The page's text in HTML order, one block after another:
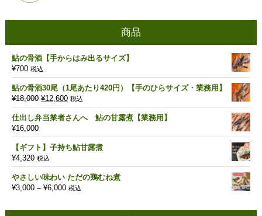
商品
鮎の骨酒【手からはみ出るサイズ】
¥700 税込
鮎の骨酒30尾（1尾あたり420円）【手のひらサイズ・業務用】
¥18,000 元
の
価
は
¥18,000
で
し
た。
¥12,600現
在
の
格
は
す。
税込
仕出し弁当業者さんへ 鮎の甘露煮【業務用】
¥16,000
【ギフト】子持ち鮎甘露煮
¥4,320 税込
やさしい味わい ただの鶏むね煮
¥3,000 – ¥6,000価税込